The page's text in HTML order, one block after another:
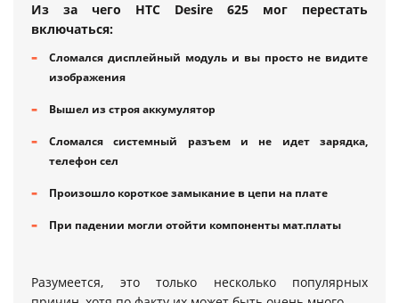
Из за чего HTC Desire 625 мог перестать
включаться:
Сломался дисплейный модуль и вы просто не видите
изображения
Вышел из строя аккумулятор
Сломался системный разъем и не идет зарядка,
телефон сел
Произошло короткое замыкание в цепи на плате
При падении могли отойти компоненты мат.платы
Разумеется, это только несколько популярных